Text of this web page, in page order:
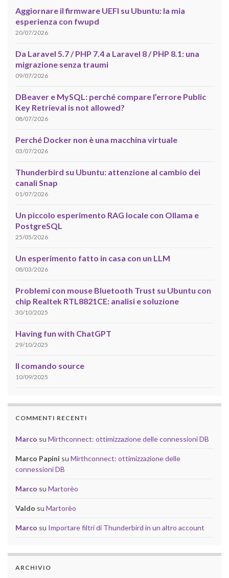
Aggiornare il firmware UEFI su Ubuntu: la mia
esperienza con fwupd
20/07/2026
Da Laravel 5.7 / PHP 7.4 a Laravel 8 / PHP 8.1: una
migrazione senza traumi
09/07/2026
DBeaver e MySQL: perché compare l’errore Public
Key Retrieval is not allowed?
08/07/2026
Perché Docker non è una macchina virtuale
03/07/2026
Thunderbird su Ubuntu: attenzione al cambio dei
canali Snap
01/07/2026
Un piccolo esperimento RAG locale con Ollama e
PostgreSQL
25/05/2026
Un esperimento fatto in casa con un LLM
08/03/2026
Problemi con mouse Bluetooth Trust su Ubuntu con
chip Realtek RTL8821CE: analisi e soluzione
30/10/2025
Having fun with ChatGPT
29/10/2025
Il comando source
10/09/2025
COMMENTI RECENTI
Marco su Mirthconnect: ottimizzazione delle connessioni DB
Marco Papini su Mirthconnect: ottimizzazione delle
connessioni DB
Marco su Martorèo
Valdo su Martorèo
Marco su Importare filtri di Thunderbird in un altro account
ARCHIVIO